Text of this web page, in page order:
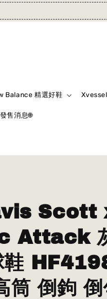
Balance 精選好鞋
售消息🌐
Scott
Attack
鞋
筒 倒鉤 倒